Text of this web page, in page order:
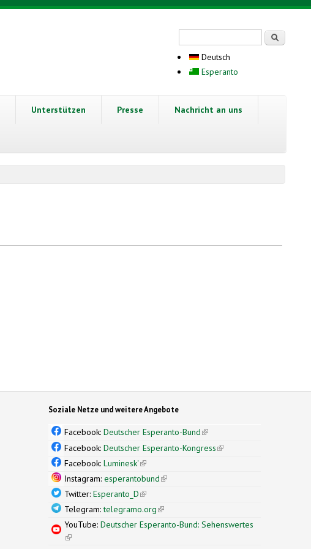
Deutsch
Esperanto
Unterstützen Presse Nachricht an uns
Soziale Netze und weitere Angebote
Facebook:Deutscher Esperanto-Bund(link is external)
Facebook:Deutscher Esperanto-Kongress(link is external)
Facebook:Luminesk'(link is external)
Instagram:esperantobund(link is external)
Twitter:Esperanto_D(link is external)
Telegram:telegramo.org(link is external)
YouTube:Deutscher Esperanto-Bund: Sehenswertes
(link is external)